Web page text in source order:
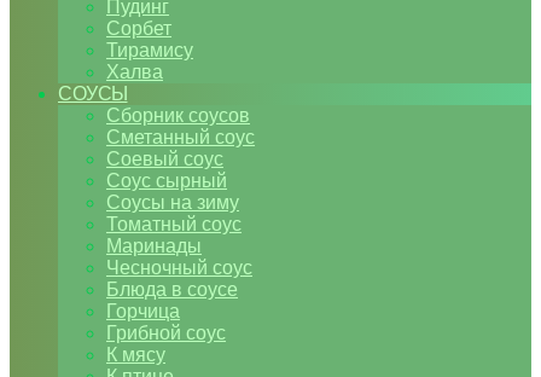
Пудинг
Сорбет
Тирамису
Халва
СОУСЫ
Сборник соусов
Сметанный соус
Соевый соус
Соус сырный
Соусы на зиму
Томатный соус
Маринады
Чесночный соус
Блюда в соусе
Горчица
Грибной соус
К мясу